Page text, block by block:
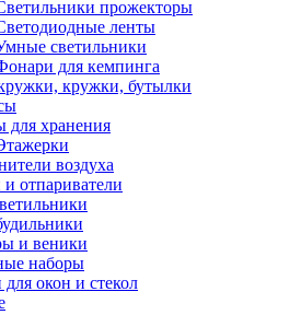
прожекторы
ленты
светильники
для кемпинга
кружки, бутылки
для хранения
воздуха
отпариватели
и веники
наборы
окон и стекол